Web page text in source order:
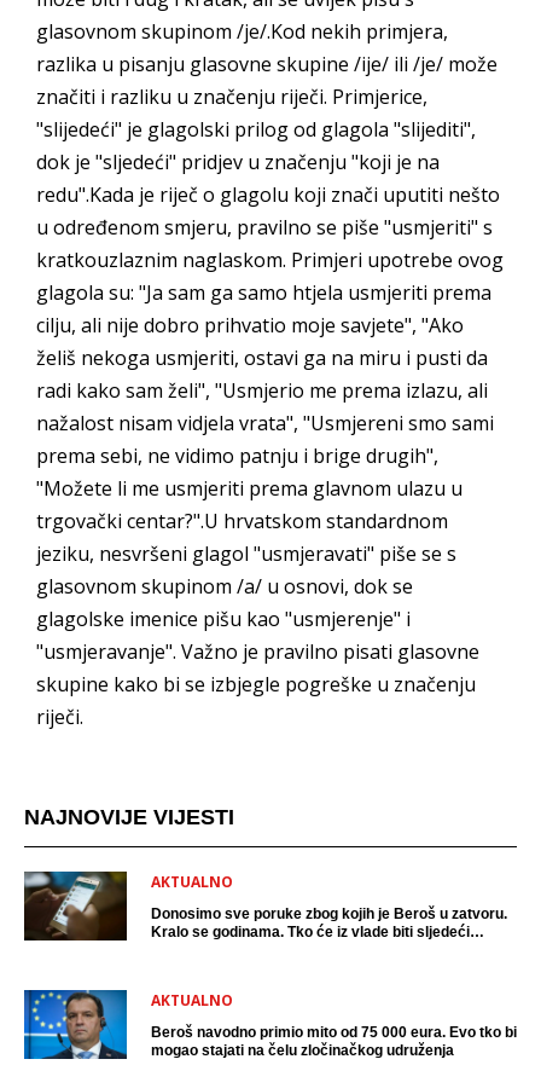
glasovnom skupinom /je/.Kod nekih primjera,
razlika u pisanju glasovne skupine /ije/ ili /je/ može
značiti i razliku u značenju riječi. Primjerice,
"slijedeći" je glagolski prilog od glagola "slijediti",
dok je "sljedeći" pridjev u značenju "koji je na
redu".Kada je riječ o glagolu koji znači uputiti nešto
u određenom smjeru, pravilno se piše "usmjeriti" s
kratkouzlaznim naglaskom. Primjeri upotrebe ovog
glagola su: "Ja sam ga samo htjela usmjeriti prema
cilju, ali nije dobro prihvatio moje savjete", "Ako
želiš nekoga usmjeriti, ostavi ga na miru i pusti da
radi kako sam želi", "Usmjerio me prema izlazu, ali
nažalost nisam vidjela vrata", "Usmjereni smo sami
prema sebi, ne vidimo patnju i brige drugih",
"Možete li me usmjeriti prema glavnom ulazu u
trgovački centar?".U hrvatskom standardnom
jeziku, nesvršeni glagol "usmjeravati" piše se s
glasovnom skupinom /a/ u osnovi, dok se
glagolske imenice pišu kao "usmjerenje" i
"usmjeravanje". Važno je pravilno pisati glasovne
skupine kako bi se izbjegle pogreške u značenju
riječi.
NAJNOVIJE VIJESTI
AKTUALNO
Donosimo sve poruke zbog kojih je Beroš u zatvoru.
Kralo se godinama. Tko će iz vlade biti sljedeći
AKTUALNO
Beroš navodno primio mito od 75 000 eura. Evo tko bi
mogao stajati na čelu zločinačkog udruženja